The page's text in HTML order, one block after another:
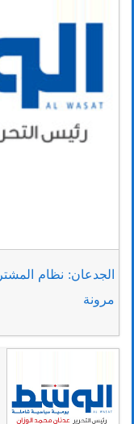
الجدعان: نظام
مرونة